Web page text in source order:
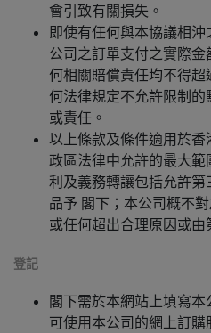
會引致有關損失。
即使有任何與本協議相
公司之訂單支付之實際
何相關賠償責任均不得
何法律規定不允許限制的
或責任。
以上條款及條件適用於
政區法律中允許的最大
利及義務轉讓包括允許
品予 閣下；本公司概不
或任何超出合理原因或由
登記
閣下需於本網站上填寫
可使用本公司的網上訂